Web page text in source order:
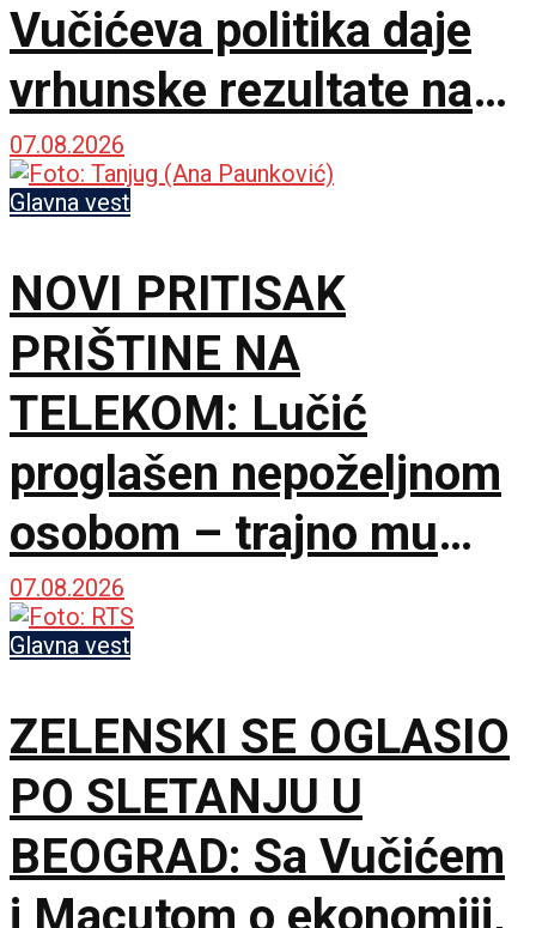
Vučićeva politika daje
vrhunske rezultate na
međunarodnoj sceni
07.08.2026
Glavna vest
NOVI PRITISAK
PRIŠTINE NA
TELEKOM: Lučić
proglašen nepoželjnom
osobom – trajno mu
zabranjen ulazak na
KiM
07.08.2026
Glavna vest
ZELENSKI SE OGLASIO
PO SLETANJU U
BEOGRAD: Sa Vučićem
i Macutom o ekonomiji,